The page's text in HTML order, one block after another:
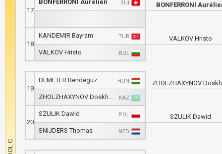
17
BONFERRONI Aurélien SUI
18
KANDEMIR Bayram TUR
VALKOV Hristo BUL
19
DEMETER Bendeguz HUN
ZHOLZHAXYNOV Doskhan KAZ
20
SZULIK Dawid POL
SNIJDERS Thomas NED
BONFERRONI
VALKOV Hristo
ZHOLZHAXYNOV
SZULIK Dawid